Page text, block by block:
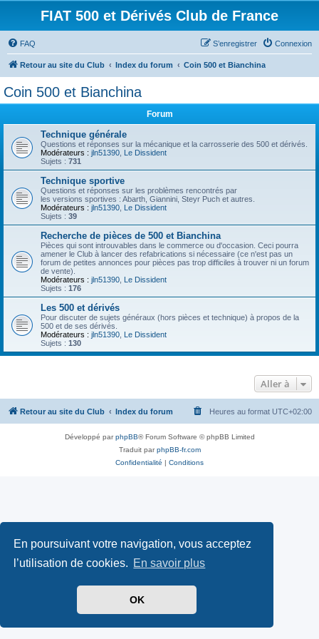
En poursuivant votre navigation, vous acceptez
l’utilisation de cookies. En savoir plus
OK
FIAT 500 et Dérivés Club de France
FAQ Connexion
S’enregistrer
Retour au site du Club Index du forum Coin 500 et Bianchina
Coin 500 et Bianchina
Forum
Technique générale
Questions et réponses sur la mécanique et la carrosserie des 500 et dérivés.
Modérateurs : jln51390 Le Dissident
Sujets : 731
Technique sportive
Questions et réponses sur les problèmes rencontrés par
les versions sportives : Abarth, Giannini, Steyr Puch et autres.
Modérateurs : jln51390 Le Dissident
Sujets : 39
Recherche de pièces de 500 et Bianchina
Pièces qui sont introuvables dans le commerce ou d'occasion. Ceci pourra
amener le Club à lancer des refabrications si nécessaire (ce n'est pas un
forum de petites annonces pour pièces pas trop difficiles à trouver ni un forum
de vente).
Modérateurs : jln51390 Le Dissident
Sujets : 176
Les 500 et dérivés
Pour discuter de sujets généraux (hors pièces et technique) à propos de la
500 et de ses dérivés.
Modérateurs : jln51390 Le Dissident
Sujets : 130
Aller à
Retour au site du Club Index du forum Heures au format UTC+02:00
Développé parphpBB® Forum Software © phpBB Limited
Traduit parphpBB-fr.com
Confidentialité | Conditions